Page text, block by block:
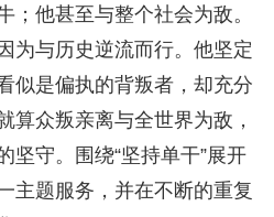
；他甚至与整个社会为敌。
为与历史逆流而行。他坚定
似是偏执的背叛者，却充分
算众叛亲离与全世界为敌，
坚守。围绕“坚持单干”展开
主题服务，并在不断的重复